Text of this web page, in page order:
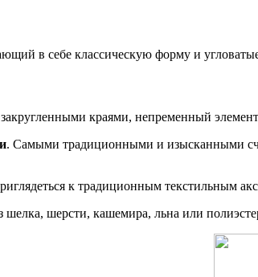
в себе классическую форму и
краями, непременный
. Самыми традиционными и изысканными
к традиционным текстильным
шелка, шерсти, кашемира, льна или